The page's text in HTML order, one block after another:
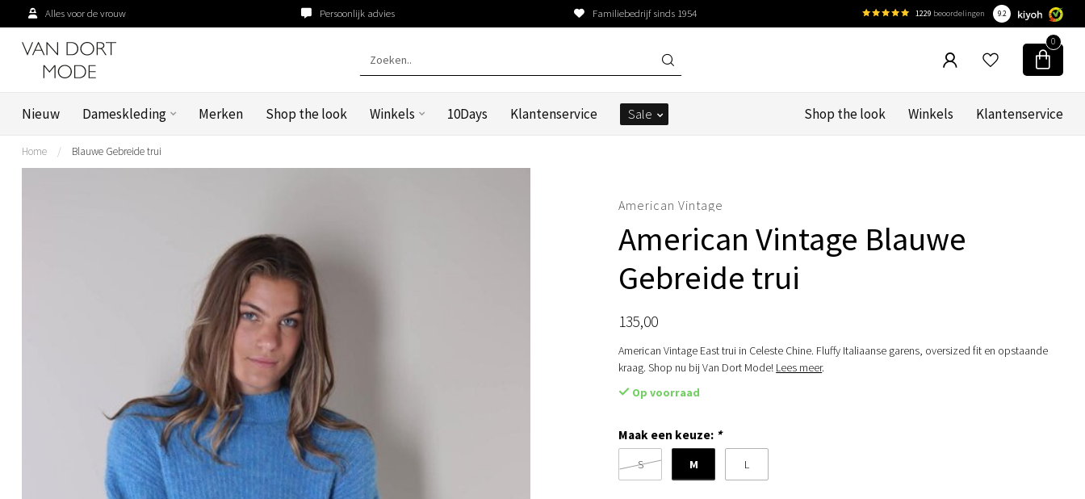
Alles voor de vrouw Persoonlijk advies Familiebedrijf sinds 1954 1229 beoordelingen 9.2
0
Nieuw Dameskleding Merken Shop the look Winkels 10Days Klantenservice Sale Shop the look Winkels Klantenservice
Home / Blauwe Gebreide trui
American Vintage
American Vintage Blauwe
Gebreide trui
135,00
American Vintage East trui in Celeste Chine. Fluffy Italiaanse garens, oversized fit en opstaande
kraag. Shop nu bij Van Dort Mode! Lees meer.
Op voorraad
Maak een keuze: *
S M L